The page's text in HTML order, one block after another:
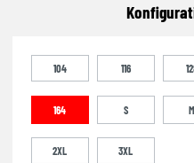
104 116
164 S M
2XL 3XL